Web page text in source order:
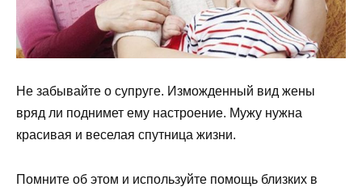
Не забывайте о супруге. Изможденный вид жены
вряд ли поднимет ему настроение. Мужу нужна
красивая и веселая спутница жизни.
Помните об этом и используйте помощь близких в